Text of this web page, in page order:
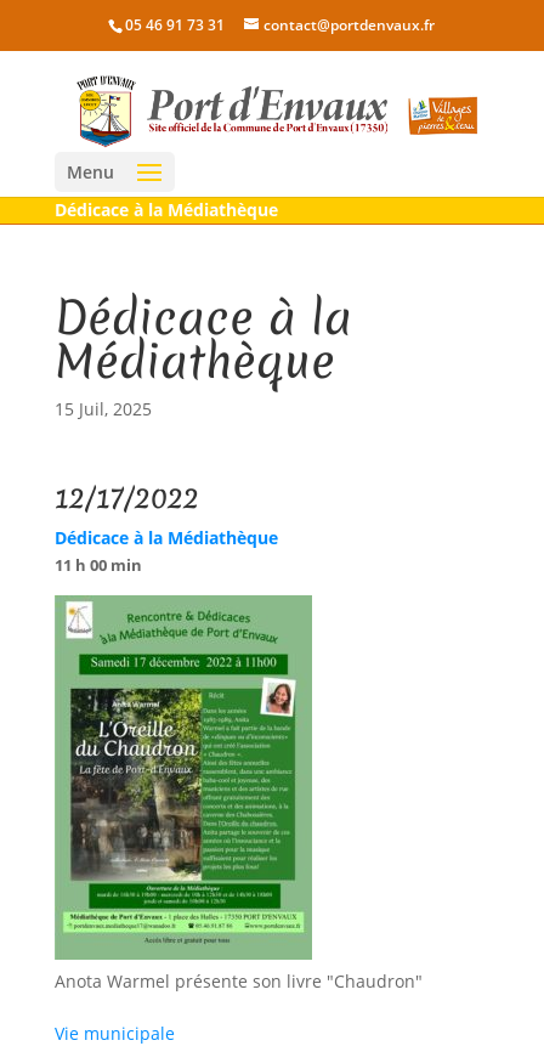
05 46 91 73 31 contact@portdenvaux.fr
Menu
Dédicace à la Médiathèque
Dédicace à la
Médiathèque
15 Juil, 2025
12/17/2022
Dédicace à la Médiathèque
11 h 00 min
Anota Warmel présente son livre "Chaudron"
Vie municipale